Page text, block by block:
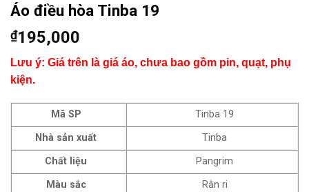
Áo điều hòa Tinba 19
₫195,000
Lưu ý: Giá trên là giá áo, chưa bao gồm pin, quạt, phụ
kiện.
Mã SP
Tinba 19
Nhà sản xuất
Tinba
Chất liệu
Pangrim
Màu sắc
Rằn ri